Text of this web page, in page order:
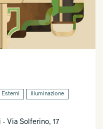
Esterni Illuminazione
Via Solferino, 17